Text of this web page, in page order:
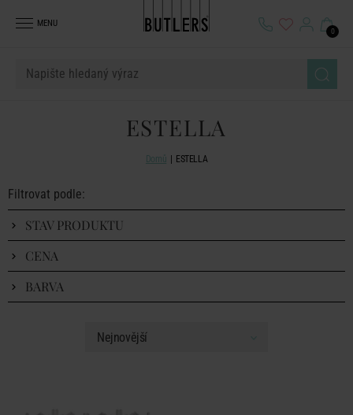
MENU
0
ESTELLA
Domů ESTELLA
Filtrovat podle:
STAV PRODUKTU
CENA
BARVA